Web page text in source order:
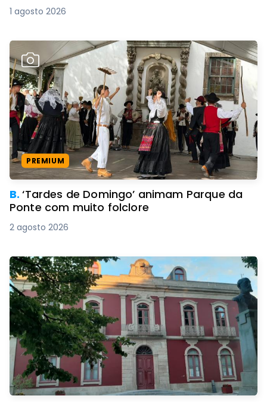
1 agosto 2026
PREMIUM
B.‘Tardes de Domingo’ animam Parque da
Ponte com muito folclore
2 agosto 2026